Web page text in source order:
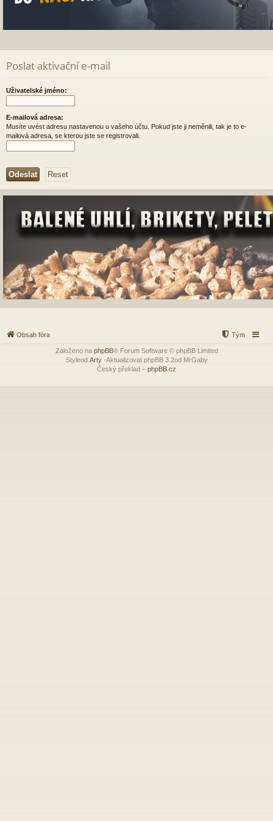
Poslat aktivační e-mail
Uživatelské jméno:
E-mailová adresa:
Musíte uvést adresu nastavenou u vašeho účtu. Pokud jste ji neměnili, tak je to e-
mailová adresa, se kterou jste se registrovali.
Obsah fóra Tým
Založeno na phpBB® Forum Software © phpBB Limited
Styleod Arty-Aktualizovat phpBB 3.2od MrGaby
Český překlad – phpBB.cz